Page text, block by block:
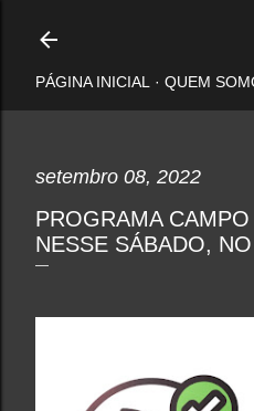
PÁGINA INICIAL QUEM
setembro 08, 2022
PROGRAMA
NESSE SÁBADO,